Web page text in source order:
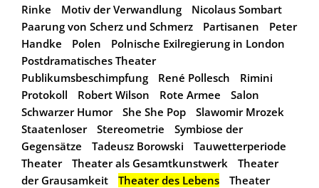
Rinke
Motiv der Verwandlung
Nicolaus Sombart
Paarung von Scherz und Schmerz
Partisanen
Peter
Handke
Polen
Polnische Exilregierung in London
Postdramatisches Theater
Publikumsbeschimpfung
René Pollesch
Rimini
Protokoll
Robert Wilson Rote Armee
Salon
Schwarzer Humor
She She Pop
Slawomir Mrozek
Staatenloser
Stereometrie
Symbiose der
Gegensätze
Tadeusz Borowski
Tauwetterperiode
Theater
Theater als Gesamtkunstwerk
Theater
der Grausamkeit
Theater des Lebens
Theater